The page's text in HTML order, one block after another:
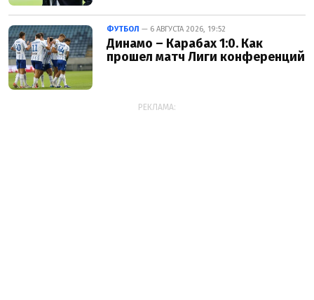
ФУТБОЛ — 6 АВГУСТА 2026, 19:52
Динамо – Карабах 1:0. Как
прошел матч Лиги конференций
РЕКЛАМА: